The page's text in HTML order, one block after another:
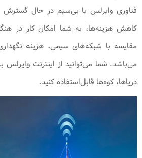
فناوری وایرلس یا بی‌سیم در حال گسترش
کاهش هزینه‌ها، به شما امکان کار در
مقایسه با شبکه‌های سیمی، هزینه
می‌باشد. شما می‌توانید از اینترنت وایرلس
دریاها، کوه‌ها قابل‌استفاده کنید.